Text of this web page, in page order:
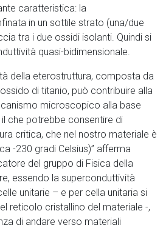
caratteristica: la
in un sottile strato (una/due
tra i due ossidi isolanti. Quindi si
quasi-bidimensionale.
della eterostruttura, composta da
di titanio, può contribuire alla
microscopico alla base
che potrebbe consentire di
critica, che nel nostro materiale è
-230 gradi Celsius)” afferma
del gruppo di Fisica della
essendo la superconduttività
unitarie – e per cella unitaria si
reticolo cristallino del materiale -,
di andare verso materiali